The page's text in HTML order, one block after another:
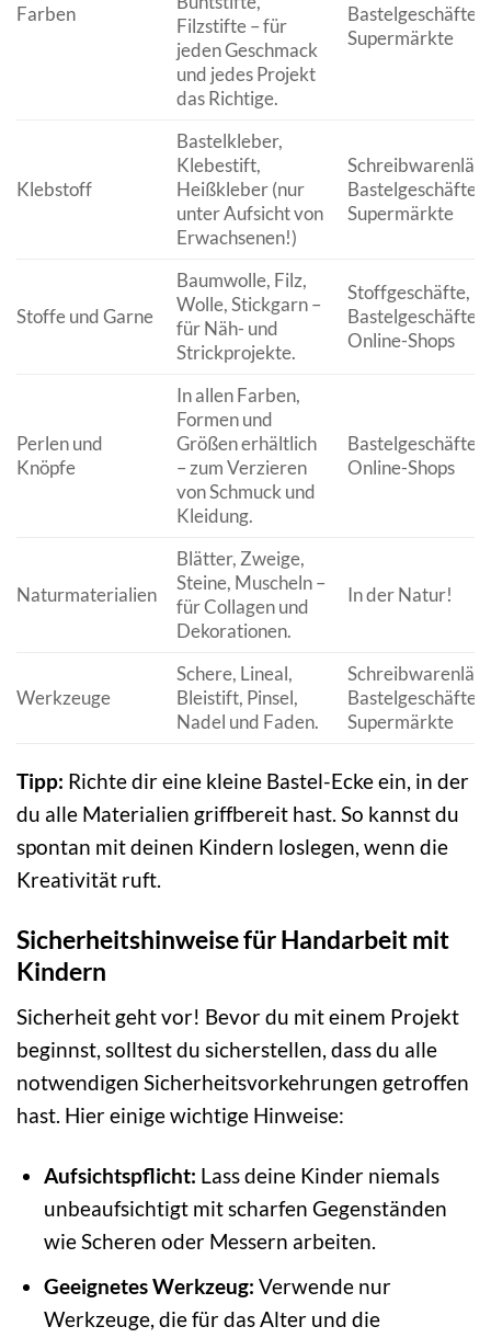
Farben
Filzstifte – für
jeden Geschmack
und jedes Projekt
das Richtige.
Bastelgeschäfte,
Supermärkte
Klebstoff
Bastelkleber,
Klebestift,
Heißkleber (nur
unter Aufsicht von
Erwachsenen!)
Bastelgeschäfte,
Supermärkte
Stoffe und Garne
Baumwolle, Filz,
Wolle, Stickgarn –
für Näh- und
Strickprojekte.
Stoffgeschäfte,
Bastelgeschäfte,
Online-Shops
Perlen und
Knöpfe
In allen Farben,
Formen und
Größen erhältlich
– zum Verzieren
von Schmuck und
Kleidung.
Bastelgeschäfte,
Online-Shops
Naturmaterialien
Blätter, Zweige,
Steine, Muscheln –
für Collagen und
Dekorationen.
In der Natur!
Werkzeuge
Schere, Lineal,
Bleistift, Pinsel,
Nadel und Faden.
Bastelgeschäfte,
Supermärkte
Tipp: Richte dir eine kleine Bastel-Ecke ein, in der
du alle Materialien griffbereit hast. So kannst du
spontan mit deinen Kindern loslegen, wenn die
Kreativität ruft.
Sicherheitshinweise für Handarbeit mit
Kindern
Sicherheit geht vor! Bevor du mit einem Projekt
beginnst, solltest du sicherstellen, dass du alle
notwendigen Sicherheitsvorkehrungen getroffen
hast. Hier einige wichtige Hinweise:
Aufsichtspflicht: Lass deine Kinder niemals
unbeaufsichtigt mit scharfen Gegenständen
wie Scheren oder Messern arbeiten.
Geeignetes Werkzeug: Verwende nur
Werkzeuge, die für das Alter und die